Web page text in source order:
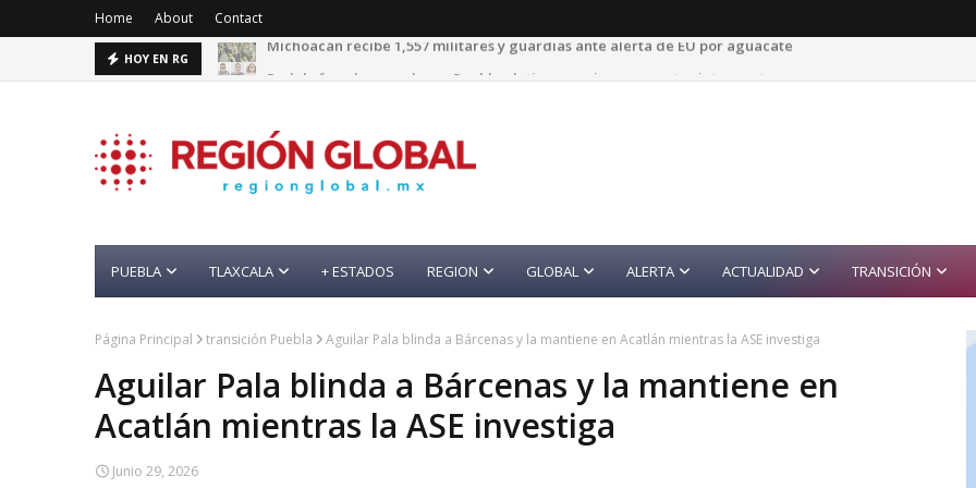
Home About Contact
HOY EN RG Red de fraude operaba en Puebla; detienen a cinco presuntos integrantes
PUEBLA TLAXCALA + ESTADOS REGION GLOBAL ALERTA ACTUALIDAD TRANSICIÓN
Página Principal transición Puebla Aguilar Pala blinda a Bárcenas y la mantiene en Acatlán mientras la ASE investiga
Aguilar Pala blinda a Bárcenas y la mantiene en
Acatlán mientras la ASE investiga
Junio 29, 2026